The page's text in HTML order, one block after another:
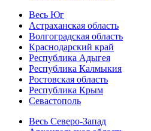
Весь Юг
Астраханская область
Волгоградская область
Краснодарский край
Республика Адыгея
Республика Калмыкия
Ростовская область
Республика Крым
Севастополь
Весь Северо-Запад